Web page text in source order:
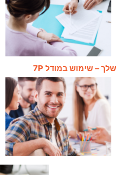
שלך – שימוש במודל 7P